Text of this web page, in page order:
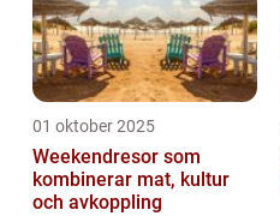
01 oktober 2025
Weekendresor som
kombinerar mat, kultur
och avkoppling